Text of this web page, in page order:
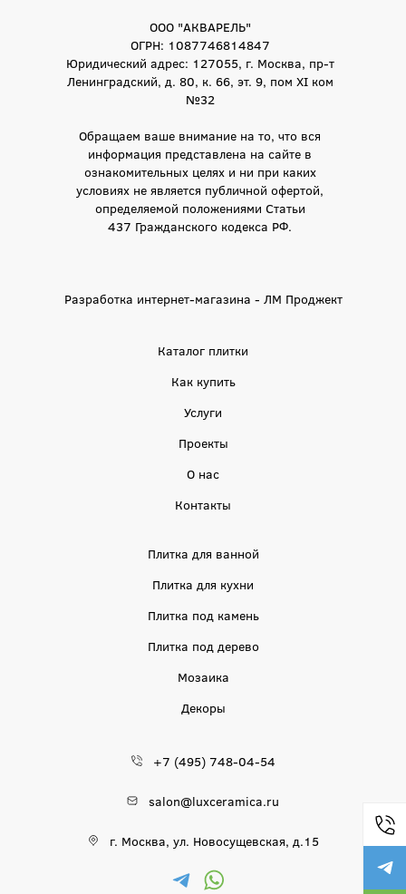
ООО "АКВАРЕЛЬ"
ОГРН: 1087746814847
Юридический адрес: 127055, г. Москва, пр-т
Ленинградский, д. 80, к. 66, эт. 9, пом XI ком
№32
Обращаем ваше внимание на то, что вся
информация представлена на сайте в
ознакомительных целях и ни при каких
условиях не является публичной офертой,
определяемой положениями Статьи
437 Гражданского кодекса РФ.
Разработка интернет-магазина - ЛМ Проджект
Каталог плитки
Как купить
Услуги
Проекты
О нас
Контакты
Плитка для ванной
Плитка для кухни
Плитка под камень
Плитка под дерево
Мозаика
Декоры
+7 (495) 748-04-54
salon@luxceramica.ru
г. Москва, ул. Новосущевская, д.15